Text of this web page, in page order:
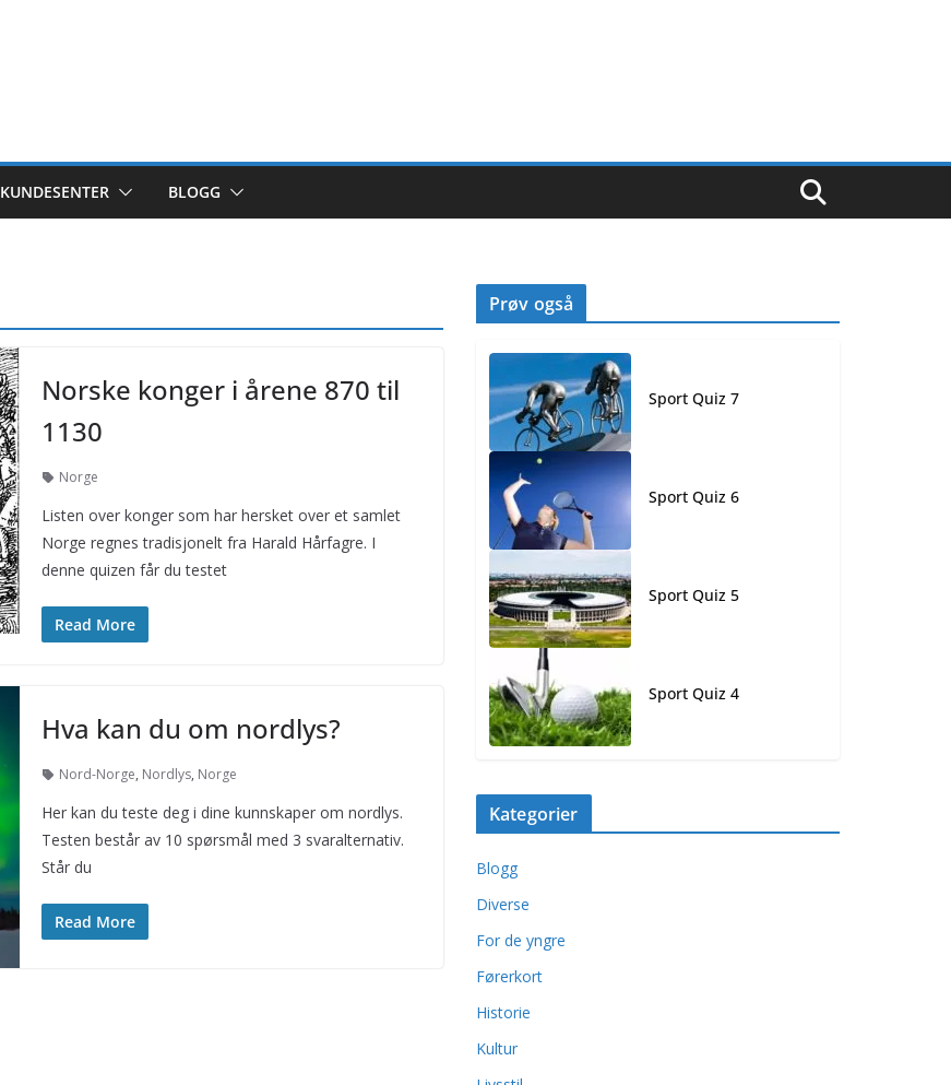
KUNDESENTER BLOGG
Norske konger i årene 870 til
1130
Norge
Listen over konger som har hersket over et samlet
Norge regnes tradisjonelt fra Harald Hårfagre. I
denne quizen får du testet
Read More
Hva kan du om nordlys?
Nord-Norge, Nordlys, Norge
Her kan du teste deg i dine kunnskaper om nordlys.
Testen består av 10 spørsmål med 3 svaralternativ.
Står du
Read More
Prøv også
Sport Quiz 7
Sport Quiz 6
Sport Quiz 5
Sport Quiz 4
Kategorier
Blogg
Diverse
For de yngre
Førerkort
Historie
Kultur